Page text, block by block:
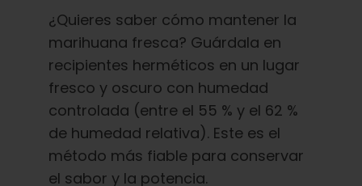
¿Quieres saber cómo mantener la
marihuana fresca? Guárdala en
recipientes herméticos en un lugar
fresco y oscuro con humedad
controlada (entre el 55 % y el 62 %
de humedad relativa). Este es el
método más fiable para conservar
el sabor y la potencia.